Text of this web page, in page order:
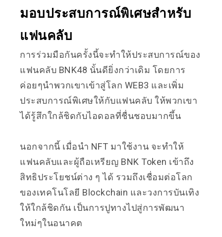
มอบประสบการณ์พิเศษสำหรับ
แฟนคลับ
การร่วมมือกันครั้งนี้จะทำให้ประสบการณ์ของ
แฟนคลับ BNK48 นั้นดียิ่งกว่าเดิม โดยการ
ค่อยๆนำพวกเขาเข้าสู่โลก WEB3 และเพิ่ม
ประสบการณ์พิเศษให้กับแฟนคลับ ให้พวกเขา
ได้รู้สึกใกล้ชิดกับไอดอลที่ชื่นชอบมากขึ้น
นอกจากนี้ เมื่อนำ NFT มาใช้งาน จะทำให้
แฟนคลับและผู้ถือเหรียญ BNK Token เข้าถึง
สิทธิประโยชน์ต่าง ๆ ได้ รวมถึงเชื่อมต่อโลก
ของเทคโนโลยี Blockchain และวงการบันเทิง
ให้ใกล้ชิดกัน เป็นการปูทางไปสู่การพัฒนา
ใหม่ๆในอนาคต